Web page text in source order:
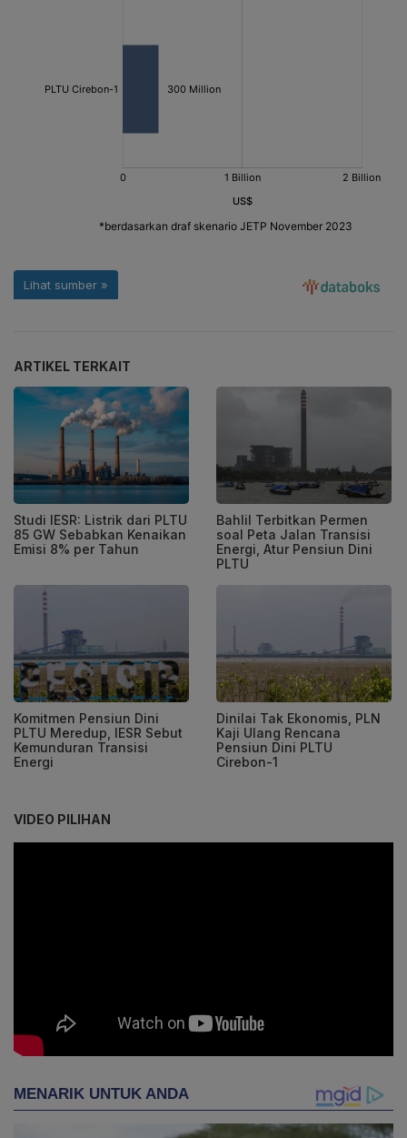
ARTIKEL TERKAIT
Studi IESR: Listrik dari PLTU
85 GW Sebabkan Kenaikan
Emisi 8% per Tahun
Bahlil Terbitkan Permen
soal Peta Jalan Transisi
Energi, Atur Pensiun Dini
PLTU
Komitmen Pensiun Dini
PLTU Meredup, IESR Sebut
Kemunduran Transisi
Energi
Dinilai Tak Ekonomis, PLN
Kaji Ulang Rencana
Pensiun Dini PLTU
Cirebon-1
VIDEO PILIHAN